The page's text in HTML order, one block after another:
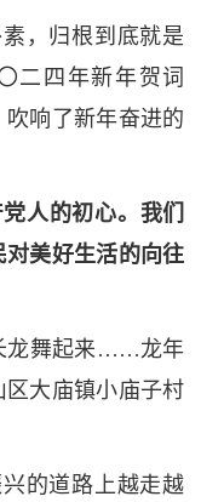
，归根到底就是
二四年新年贺词
响了新年奋进的
人的初心。我们
美好生活的向往
龙舞起来……龙年
大庙镇小庙子村
的道路上越走越